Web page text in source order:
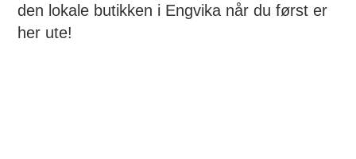
den lokale butikken i Engvika når du først er
her ute!